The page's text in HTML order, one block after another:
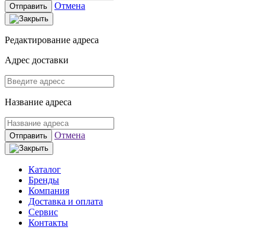
Отправить Отмена
Редактирование адреса
Адрес доставки
Название адреса
Отправить Отмена
Каталог
Бренды
Компания
Доставка и оплата
Сервис
Контакты